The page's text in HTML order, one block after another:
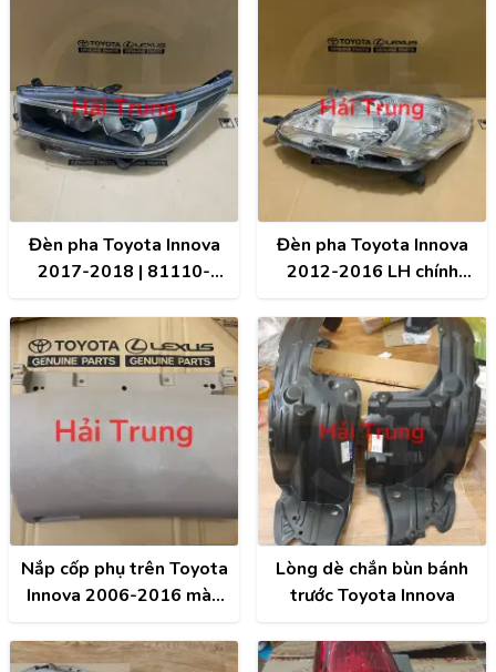
Đèn pha Toyota Innova
2017-2018 | 81110-
Đèn pha Toyota Innova
2012-2016 LH chính
Nắp cốp phụ trên Toyota
Innova 2006-2016 màu
Lòng dè chắn bùn bánh
trước Toyota Innova